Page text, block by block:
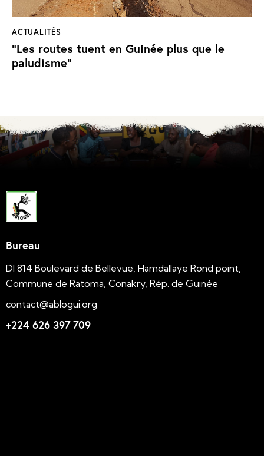
ACTUALITÉS
"Les routes tuent en Guinée plus que le
paludisme"
Bureau
DI 814 Boulevard de Bellevue, Hamdallaye Rond point,
Commune de Ratoma, Conakry, Rép. de Guinée
contact@ablogui.org
+224 626 397 709